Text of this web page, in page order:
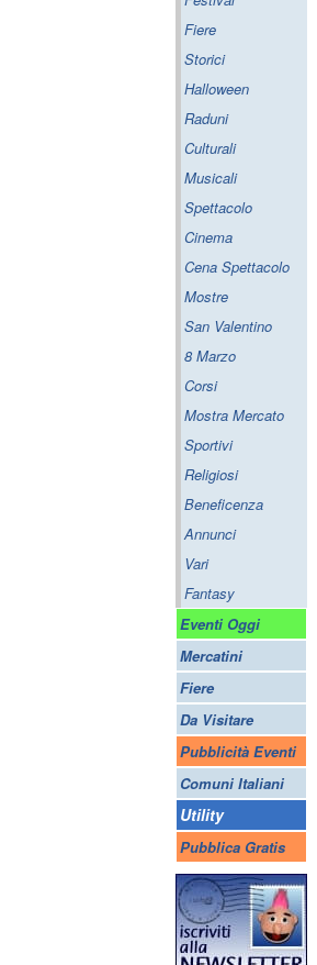
Fiere
Storici
Halloween
Raduni
Culturali
Musicali
Spettacolo
Cinema
Cena Spettacolo
Mostre
San Valentino
8 Marzo
Corsi
Mostra Mercato
Sportivi
Religiosi
Beneficenza
Annunci
Vari
Fantasy
Eventi Oggi
Mercatini
Fiere
Da Visitare
Pubblicità Eventi
Comuni Italiani
Utility
Pubblica Gratis